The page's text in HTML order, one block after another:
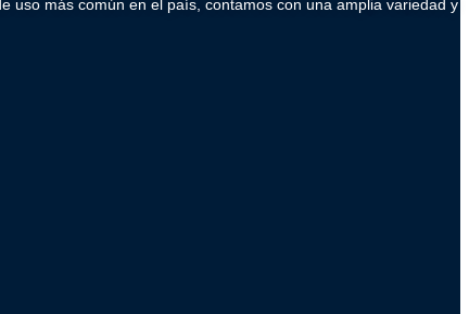
uso más común en el país, contamos con una amplia variedad y